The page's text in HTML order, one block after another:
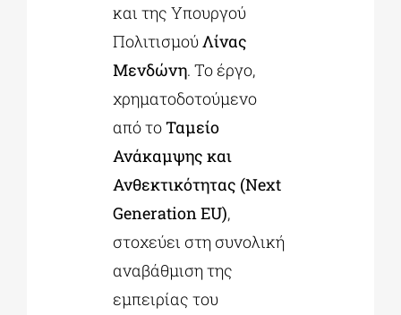
και της Υπουργού
Πολιτισμού Λίνας
Μενδώνη. Το έργο,
χρηματοδοτούμενο
από τοΤαμείο
Ανάκαμψης και
Ανθεκτικότητας (Next
Generation EU),
στοχεύει στη συνολική
αναβάθμιση της
εμπειρίας του